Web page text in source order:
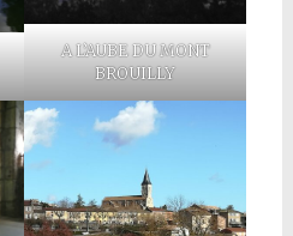
A L’AUBE DU MONT
BROUILLY